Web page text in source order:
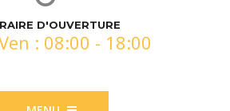
D'OUVERTURE
: 08:00 - 18:00